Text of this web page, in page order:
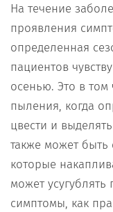
На течение
проявления
определенная
пациентов
осенью. Это в том
пыления, когда
цвести и
также может быть
которые
может
симптомы, как